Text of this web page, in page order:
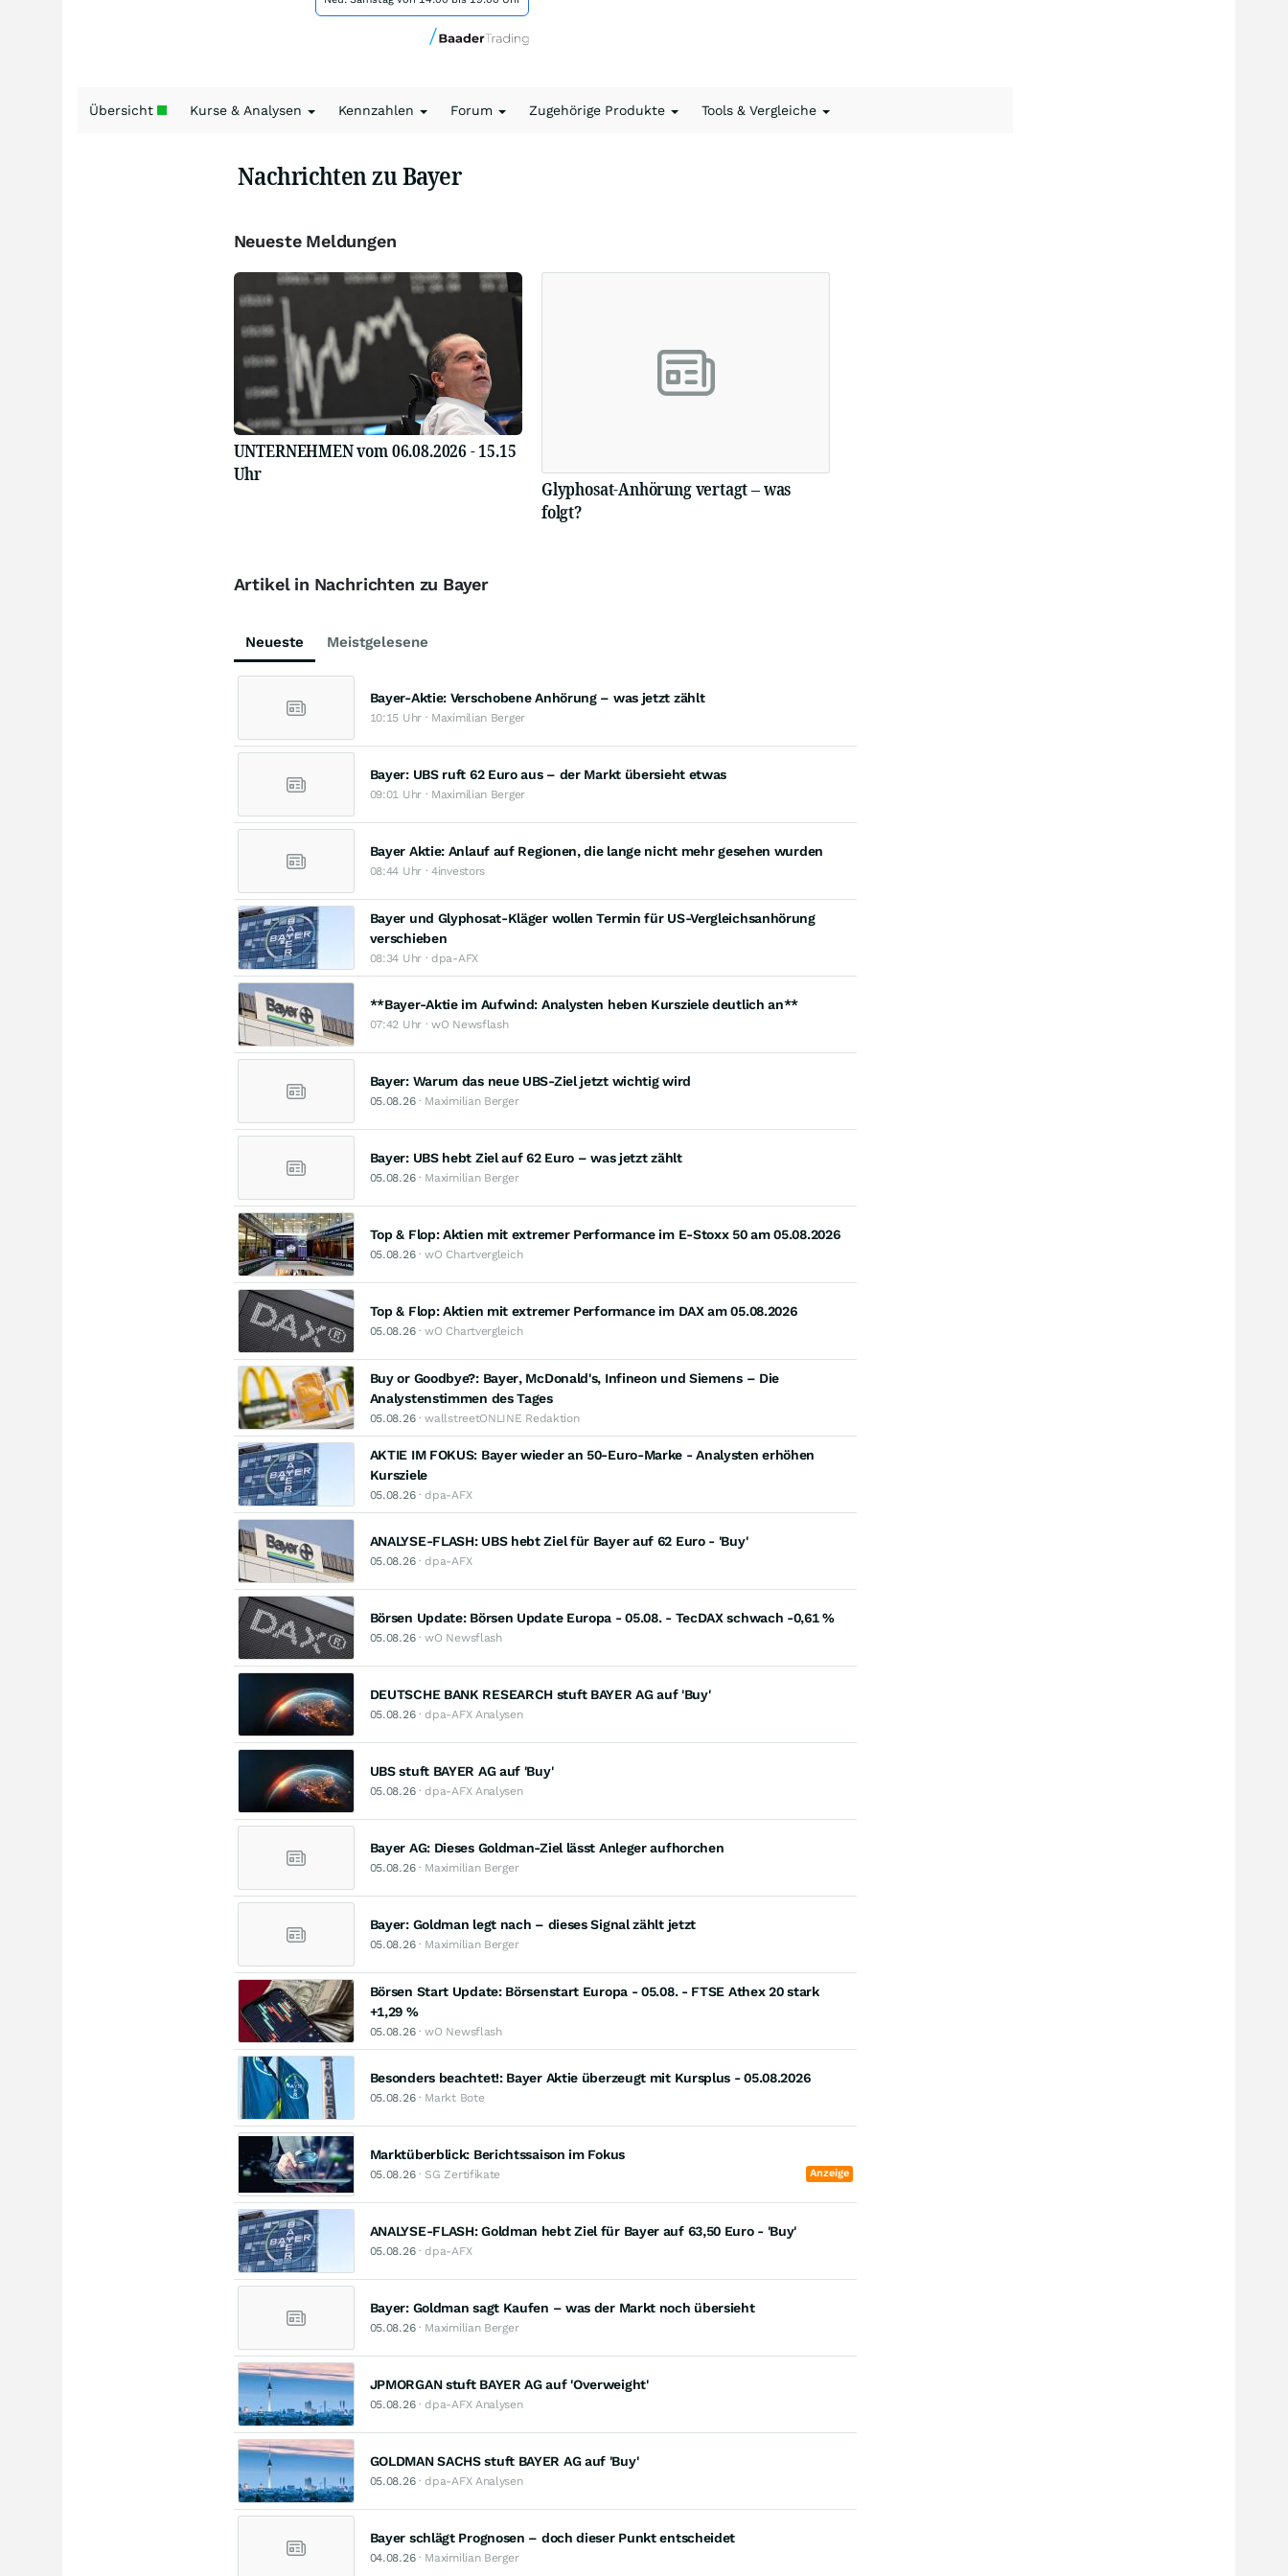
Übersicht Kurse & Analysen Kennzahlen Forum Zugehörige Produkte Tools & Vergleiche
Nachrichten zu Bayer
Neueste Meldungen
UNTERNEHMEN vom 06.08.2026 - 15.15
Uhr
Glyphosat-Anhörung vertagt – was
folgt?
Artikel in Nachrichten zu Bayer
Neueste Meistgelesene
Bayer-Aktie: Verschobene Anhörung – was jetzt zählt
10:15 Uhr · Maximilian Berger
Bayer: UBS ruft 62 Euro aus – der Markt übersieht etwas
09:01 Uhr · Maximilian Berger
Bayer Aktie: Anlauf auf Regionen, die lange nicht mehr gesehen wurden
08:44 Uhr · 4investors
Bayer und Glyphosat-Kläger wollen Termin für US-Vergleichsanhörung
verschieben
08:34 Uhr · dpa-AFX
**Bayer-Aktie im Aufwind: Analysten heben Kursziele deutlich an**
07:42 Uhr · wO Newsflash
Bayer: Warum das neue UBS-Ziel jetzt wichtig wird
05.08.26· Maximilian Berger
Bayer: UBS hebt Ziel auf 62 Euro – was jetzt zählt
05.08.26· Maximilian Berger
Top & Flop: Aktien mit extremer Performance im E-Stoxx 50 am 05.08.2026
05.08.26· wO Chartvergleich
Top & Flop: Aktien mit extremer Performance im DAX am 05.08.2026
05.08.26· wO Chartvergleich
Buy or Goodbye?: Bayer, McDonald's, Infineon und Siemens – Die
Analystenstimmen des Tages
05.08.26· wallstreetONLINE Redaktion
AKTIE IM FOKUS: Bayer wieder an 50-Euro-Marke - Analysten erhöhen
Kursziele
05.08.26· dpa-AFX
ANALYSE-FLASH: UBS hebt Ziel für Bayer auf 62 Euro - 'Buy'
05.08.26· dpa-AFX
Börsen Update: Börsen Update Europa - 05.08. - TecDAX schwach -0,61 %
05.08.26· wO Newsflash
DEUTSCHE BANK RESEARCH stuft BAYER AG auf 'Buy'
05.08.26· dpa-AFX Analysen
UBS stuft BAYER AG auf 'Buy'
05.08.26· dpa-AFX Analysen
Bayer AG: Dieses Goldman-Ziel lässt Anleger aufhorchen
05.08.26· Maximilian Berger
Bayer: Goldman legt nach – dieses Signal zählt jetzt
05.08.26· Maximilian Berger
Börsen Start Update: Börsenstart Europa - 05.08. - FTSE Athex 20 stark
+1,29 %
05.08.26· wO Newsflash
Besonders beachtet!: Bayer Aktie überzeugt mit Kursplus - 05.08.2026
05.08.26· Markt Bote
Marktüberblick: Berichtssaison im Fokus
05.08.26· SG Zertifikate Anzeige
ANALYSE-FLASH: Goldman hebt Ziel für Bayer auf 63,50 Euro - 'Buy'
05.08.26· dpa-AFX
Bayer: Goldman sagt Kaufen – was der Markt noch übersieht
05.08.26· Maximilian Berger
JPMORGAN stuft BAYER AG auf 'Overweight'
05.08.26· dpa-AFX Analysen
GOLDMAN SACHS stuft BAYER AG auf 'Buy'
05.08.26· dpa-AFX Analysen
Bayer schlägt Prognosen – doch dieser Punkt entscheidet
04.08.26· Maximilian Berger